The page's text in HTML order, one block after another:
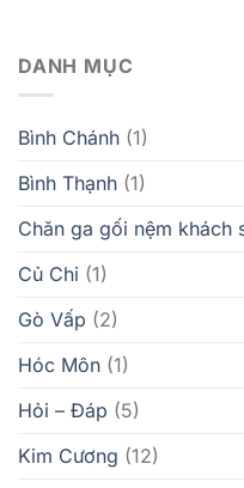
DANH MỤC
Bình Chánh (1)
Bình Thạnh (1)
Chăn ga gối nệm khách
Củ Chi (1)
Gò Vấp (2)
Hóc Môn (1)
Hỏi – Đáp (5)
Kim Cương (12)